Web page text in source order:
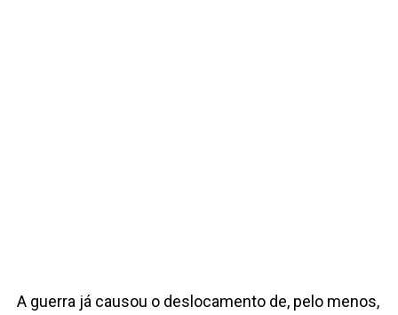
A guerra já causou o deslocamento de, pelo menos,